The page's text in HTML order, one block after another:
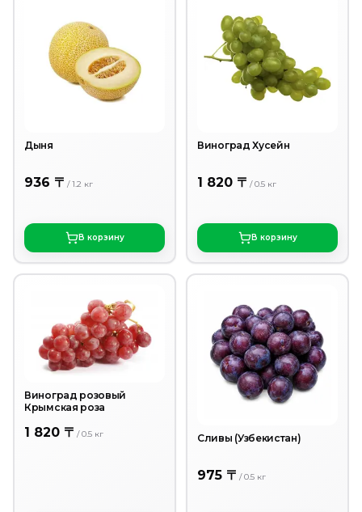
Дыня
936 〒 /1.2 кг
В корзину
Виноград Хусейн
1 820 〒 /0.5 кг
В корзину
Виноград розовый
Крымская роза
1 820 〒 /0.5 кг Сливы (Узбекистан)
975 〒 /0.5 кг